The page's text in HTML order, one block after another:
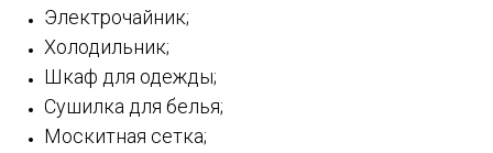
Электрочайник;
Холодильник;
Шкаф для одежды;
Сушилка для белья;
Москитная сетка;